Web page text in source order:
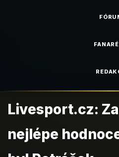
Livesport.cz:
nejlépe